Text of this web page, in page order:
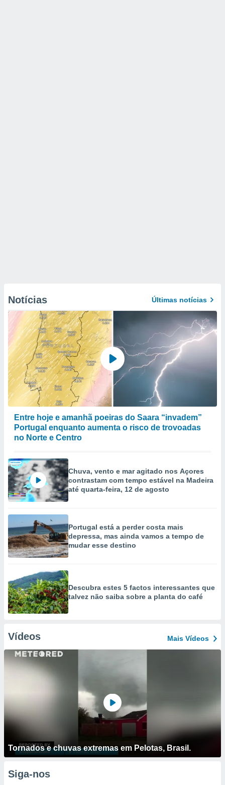
Notícias Últimas notícias
Entre hoje e amanhã poeiras do Saara “invadem”
Portugal enquanto aumenta o risco de trovoadas
no Norte e Centro
Chuva, vento e mar agitado nos Açores
contrastam com tempo estável na Madeira
até quarta-feira, 12 de agosto
Portugal está a perder costa mais
depressa, mas ainda vamos a tempo de
mudar esse destino
Descubra estes 5 factos interessantes que
talvez não saiba sobre a planta do café
Vídeos Mais Vídeos
Tornados e chuvas extremas em Pelotas, Brasil.
Siga-nos